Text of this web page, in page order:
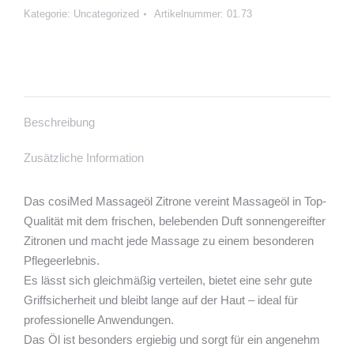
6Kategorie: Uncategorized Artikelnummer: 01.73
Beschreibung
Zusätzliche Information
Das cosiMed Massageöl Zitrone vereint Massageöl in Top-
Qualität mit dem frischen, belebenden Duft sonnengereifter
Zitronen und macht jede Massage zu einem besonderen
Pflegeerlebnis.
Es lässt sich gleichmäßig verteilen, bietet eine sehr gute
Griffsicherheit und bleibt lange auf der Haut – ideal für
professionelle Anwendungen.
Das Öl ist besonders ergiebig und sorgt für ein angenehm